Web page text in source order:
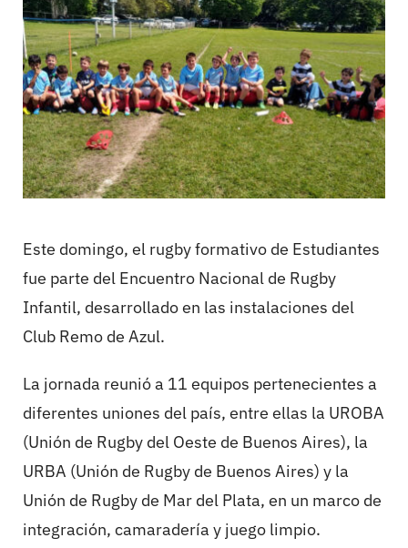
Este domingo, el rugby formativo de Estudiantes
fue parte del Encuentro Nacional de Rugby
Infantil, desarrollado en las instalaciones del
Club Remo de Azul.
La jornada reunió a 11 equipos pertenecientes a
diferentes uniones del país, entre ellas la UROBA
(Unión de Rugby del Oeste de Buenos Aires), la
URBA (Unión de Rugby de Buenos Aires) y la
Unión de Rugby de Mar del Plata, en un marco de
integración, camaradería y juego limpio.